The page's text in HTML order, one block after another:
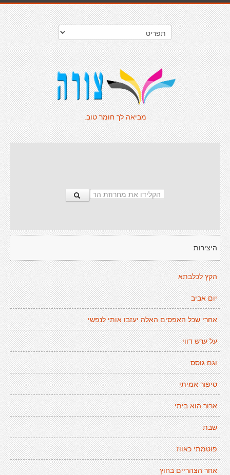
מביאה לך חומר טוב.
היצירות
הקץ לכלבתא
יום אביב
אחרי שכל האפסים האלה יעזבו אותי לנפשי
על ערש דווי
וגם גוסס
סיפור אמיתי
ארור הוא ביתי
שבת
פוטמתי כאווז
אחר הצהריים בחוץ